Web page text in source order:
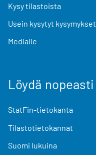
Kysy tilastoista
Usein kysytyt kysymykset
Medialle
Löydä nopeasti
StatFin-tietokanta
Tilastotietokannat
Suomi lukuina